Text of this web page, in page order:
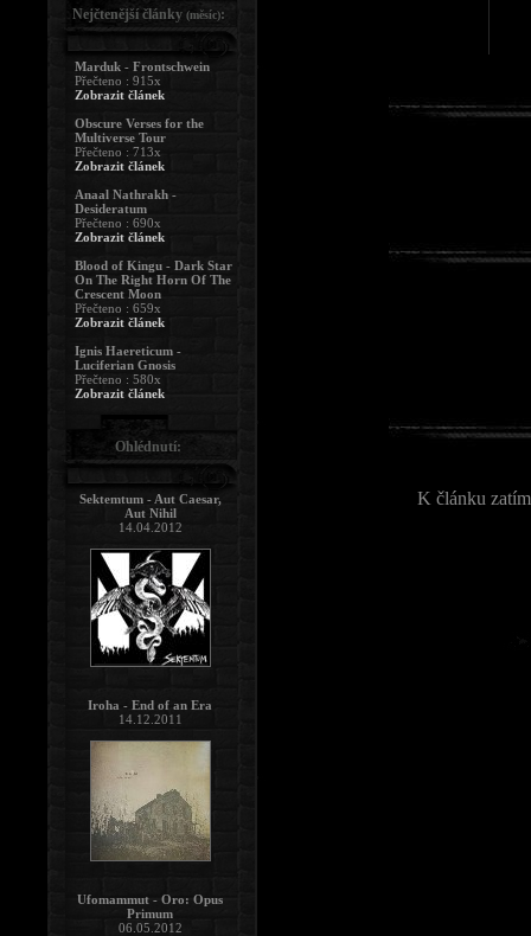
K článku
Nejčtenější články (měsíc):
Marduk - Frontschwein
Přečteno : 915x
Zobrazit článek
Obscure Verses for the
Multiverse Tour
Přečteno : 713x
Zobrazit článek
Anaal Nathrakh -
Desideratum
Přečteno : 690x
Zobrazit článek
Blood of Kingu - Dark Star
On The Right Horn Of The
Crescent Moon
Přečteno : 659x
Zobrazit článek
Ignis Haereticum -
Luciferian Gnosis
Přečteno : 580x
Zobrazit článek
Ohlédnutí:
Sektemtum - Aut Caesar,
Aut Nihil
14.04.2012
Iroha - End of an Era
14.12.2011
Ufomammut - Oro: Opus
Primum
06.05.2012